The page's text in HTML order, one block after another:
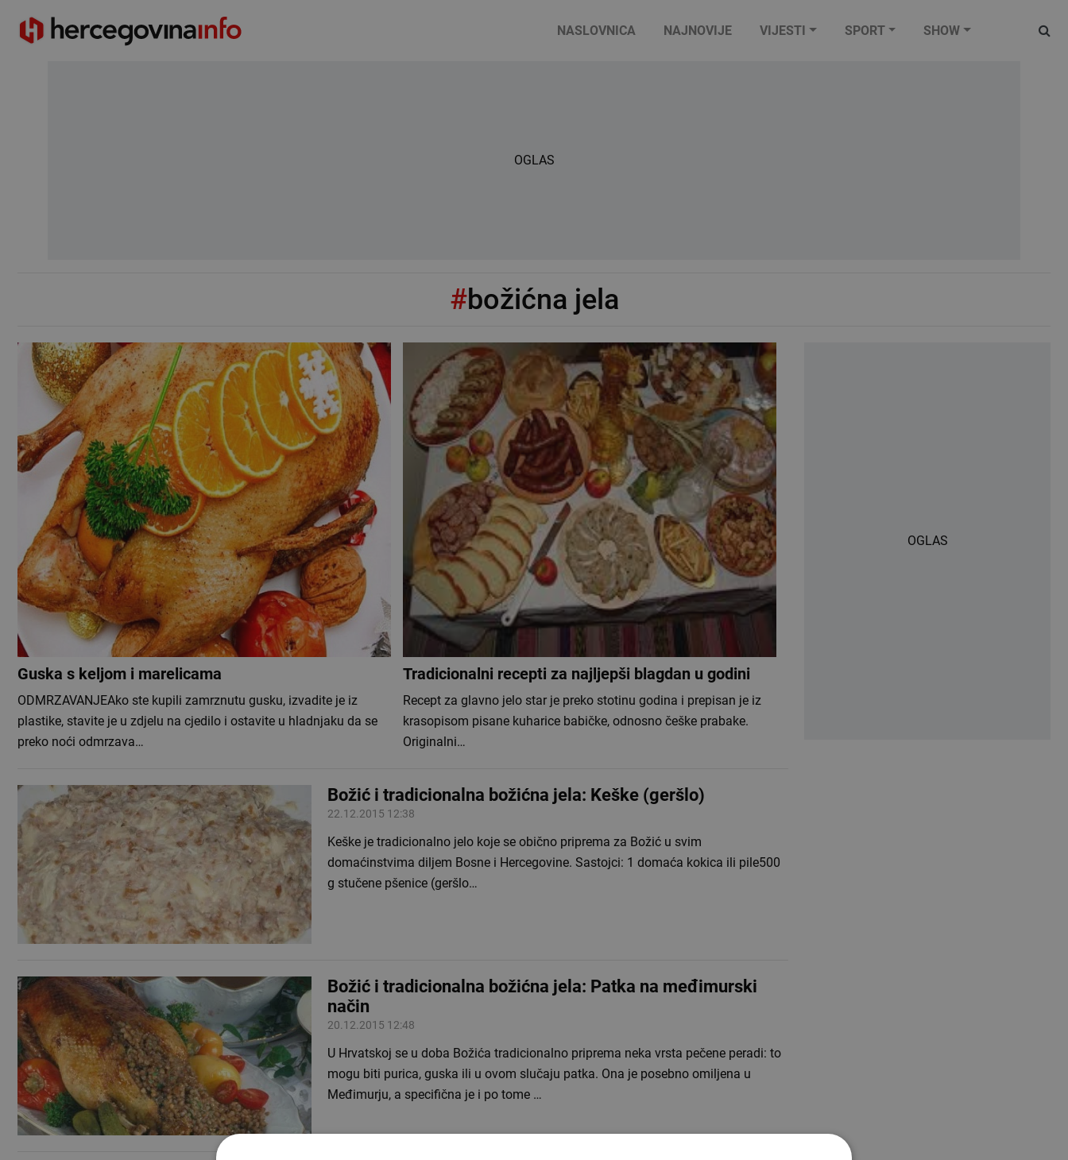
NASLOVNICA NAJNOVIJE VIJESTI SPORT SHOW
OGLAS
#božićna jela
Guska s keljom i marelicama
ODMRZAVANJEAko ste kupili zamrznutu gusku, izvadite je iz
plastike, stavite je u zdjelu na cjedilo i ostavite u hladnjaku da se
preko noći odmrzava…
Tradicionalni recepti za najljepši blagdan u godini
Recept za glavno jelo star je preko stotinu godina i prepisan je iz
krasopisom pisane kuharice babičke, odnosno češke prabake.
Originalni…
Božić i tradicionalna božićna jela: Keške (geršlo)
22.12.2015 12:38
Keške je tradicionalno jelo koje se obično priprema za Božić u svim
domaćinstvima diljem Bosne i Hercegovine. Sastojci: 1 domaća kokica ili pile500
g stučene pšenice (geršlo…
Božić i tradicionalna božićna jela: Patka na međimurski
način
20.12.2015 12:48
U Hrvatskoj se u doba Božića tradicionalno priprema neka vrsta pečene peradi: to
mogu biti purica, guska ili u ovom slučaju patka. Ona je posebno omiljena u
Međimurju, a specifična je i po tome …
OGLAS